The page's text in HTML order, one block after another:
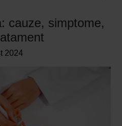
cauze, simptome,
2024